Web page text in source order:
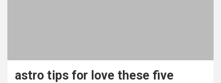
astro tips for love these five